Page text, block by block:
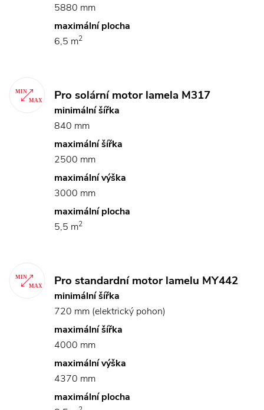
5880 mm
maximální plocha
6,5 m2
Pro solární motor lamela M317
minimální šířka
840 mm
maximální šířka
2500 mm
maximální výška
3000 mm
maximální plocha
5,5 m2
Pro standardní motor lamelu MY442
minimální šířka
720 mm (elektrický pohon)
maximální šířka
4000 mm
maximální výška
4370 mm
maximální plocha